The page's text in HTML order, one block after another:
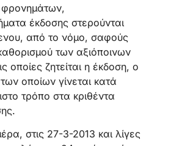
φρονημάτων,
έκδοσης στερούνται
από το νόμο, σαφούς
των αξιόποινων
οποίες ζητείται η έκδοση, ο
οποίων γίνεται κατά
τρόπο στα κριθέντα
στις 27-3-2013 και λίγες